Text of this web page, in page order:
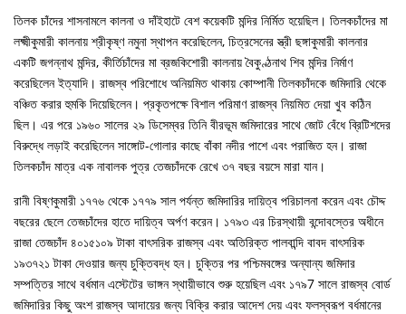
তিলক চাঁদের শাসনামলে কালনা ও দাঁইহাটে বেশ কয়েকটি মন্দির নির্মিত হয়েছিল। তিলকচাঁদের মা
লক্ষ্মীকুমারী কালনায় শ্রীকৃষ্ণ নমুনা স্থাপন করেছিলেন, চিত্রসেনের স্ত্রী ছঙ্গাকুমারী কালনার
একটি জগন্নাথ মন্দির, কীর্তিচাঁদের মা ব্রজকিশোরী কালনায় বৈকুণ্ঠনাথ শিব মন্দির নির্মাণ
করেছিলেন ইত্যাদি। রাজস্ব পরিশোধে অনিয়মিত থাকায় কোম্পানী তিলকচাঁদকে জমিদারি থেকে
বঞ্চিত করার হুমকি দিয়েছিলেন। প্রকৃতপক্ষে বিশাল পরিমাণ রাজস্ব নিয়মিত দেয়া খুব কঠিন
ছিল। এর পরে ১৯৬০ সালের ২৯ ডিসেম্বর তিনি বীরভূম জমিদারের সাথে জোট বেঁধে ব্রিটিশদের
বিরুদ্ধে লড়াই করেছিলেন সাঙ্গোট-গোলার কাছে বাঁকা নদীর পাশে এবং পরাজিত হন। রাজা
তিলকচাঁদ মাত্র এক নাবালক পুত্র তেজচাঁদকে রেখে ৩৭ বছর বয়সে মারা যান।
রানী বিষ্ণকুমারী ১৭৭৬ থেকে ১৭৭৯ সাল পর্যন্ত জমিদারির দায়িত্ব পরিচালনা করেন এবং চৌদ্দ
বছরের ছেলে তেজচাঁদের হাতে দায়িত্ব অর্পণ করেন। ১৭৯৩ এর চিরস্থায়ী বন্দোবস্তের অধীনে
রাজা তেজচাঁদ ৪০১৫১০৯ টাকা বাৎসরিক রাজস্ব এবং অতিরিক্ত পালবান্দি বাবদ বাৎসরিক
১৯৩৭২১ টাকা দেওয়ার জন্য চুক্তিবদ্ধ হন। চুক্তির পর পশ্চিমবঙ্গের অন্যান্য জমিদার
সম্পত্তির সাথে বর্ধমান এস্টেটের ভাঙ্গন স্থায়ীভাবে শুরু হয়েছিল এবং ১৭৯7 সালে রাজস্ব বোর্ড
জমিদারির কিছু অংশ রাজস্ব আদায়ের জন্য বিক্রি করার আদেশ দেয় এবং ফলস্বরূপ বর্ধমানের